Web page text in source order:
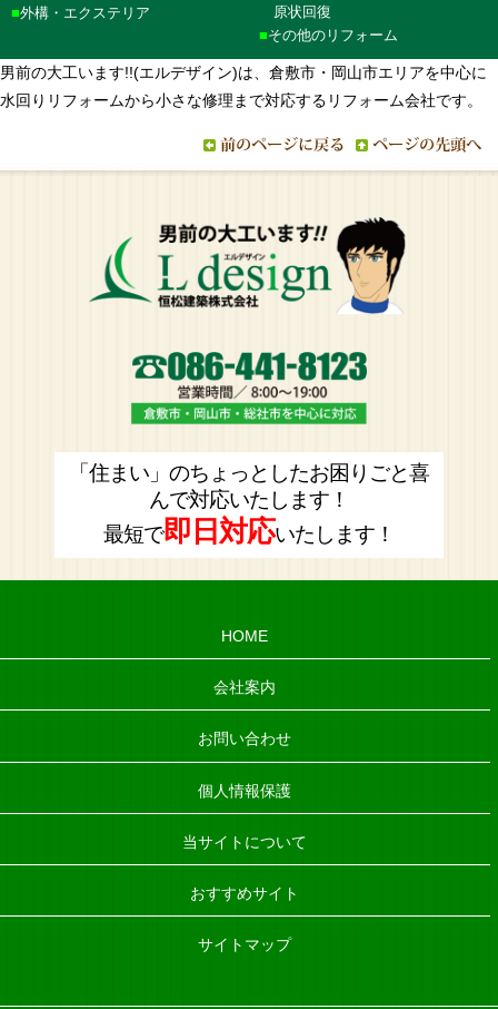
外構・エクステリア
原状回復
その他のリフォーム
男前の大工います!!(エルデザイン)は、倉敷市・岡山市エリアを中心に
水回りリフォームから小さな修理まで対応するリフォーム会社です。
「住まい」のちょっとしたお困りごと喜
んで対応いたします！
最短で即日対応いたします！
HOME
会社案内
お問い合わせ
個人情報保護
当サイトについて
おすすめサイト
サイトマップ